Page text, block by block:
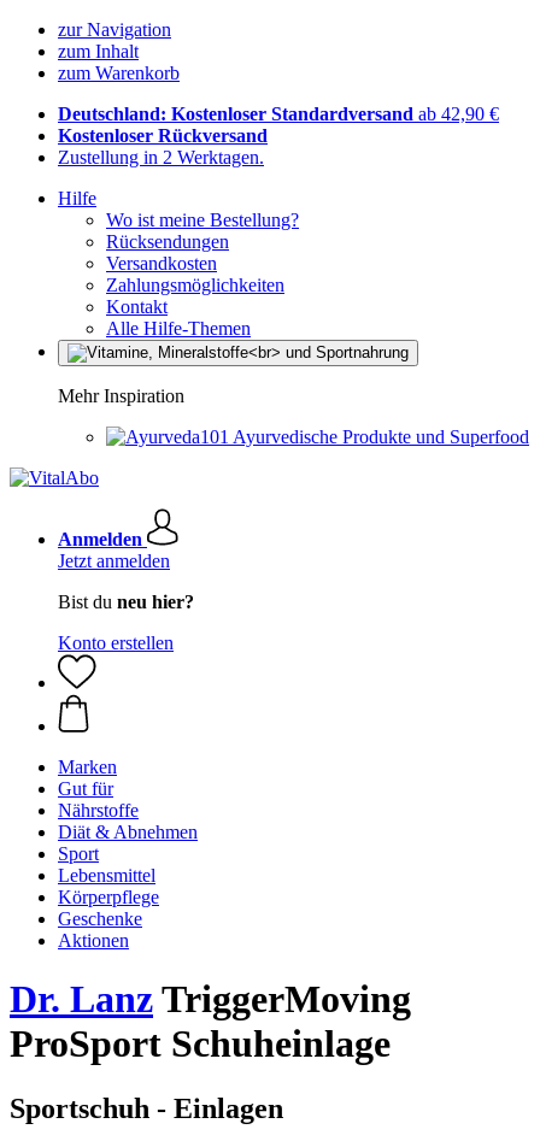
zur Navigation
zum Inhalt
zum Warenkorb
Deutschland: Kostenloser Standardversand ab 42,90 €
Kostenloser Rückversand
Zustellung in 2 Werktagen.
Hilfe
Wo ist meine Bestellung?
Rücksendungen
Versandkosten
Zahlungsmöglichkeiten
Kontakt
Alle Hilfe-Themen
Mehr Inspiration
Ayurvedische Produkte und Superfood
Anmelden
Jetzt anmelden
Bist du neu hier?
Konto erstellen
Marken
Gut für
Nährstoffe
Diät & Abnehmen
Sport
Lebensmittel
Körperpflege
Geschenke
Aktionen
Dr. LanzTriggerMoving
ProSport Schuheinlage
Sportschuh - Einlagen